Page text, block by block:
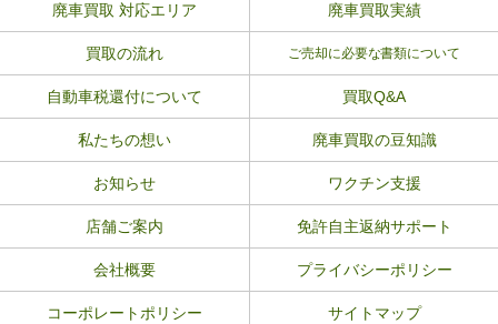
廃車買取 対応エリア 廃車買取実績
買取の流れ ご売却に必要な書類について
自動車税還付について 買取Q&A
私たちの想い 廃車買取の豆知識
お知らせ ワクチン支援
店舗ご案内 免許自主返納サポート
会社概要 プライバシーポリシー
コーポレートポリシー サイトマップ